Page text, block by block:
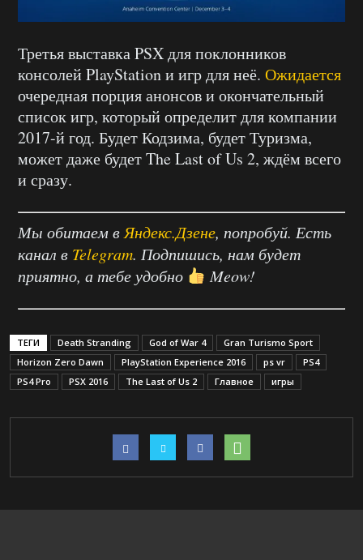
Третья выставка PSX для поклонников
консолей PlayStation и игр для неё. Ожидается
очередная порция анонсов и окончательный
список игр, который определит для компании
2017-й год. Будет Кодзима, будет Туризма,
может даже будет The Last of Us 2, ждём всего
и сразу.
Мы обитаем вЯндекс.Дзене, попробуй. Есть
канал в Telegram. Подпишись, нам будет
приятно, а тебе удобно
Meow!
ТЕГИ Death Stranding God of War 4
Gran Turismo Sport
Horizon Zero Dawn
PlayStation Experience 2016 ps vr
PS4
PS4 Pro
PSX 2016 The Last of Us 2 Главное игры